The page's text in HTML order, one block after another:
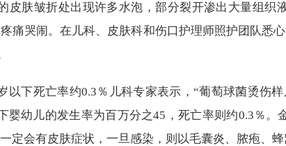
皮肤皱折处出现许多水泡，部分裂开渗出大量组织
痛哭闹。在儿科、皮肤科和伤口护理师照护团队悉
以下死亡率约0.3％儿科专家表示，“葡萄球菌烫伤
婴幼儿的发生率为百万分之45，死亡率则约0.3％。
定会有皮肤症状，一旦感染，则以毛囊炎、脓疱、蜂